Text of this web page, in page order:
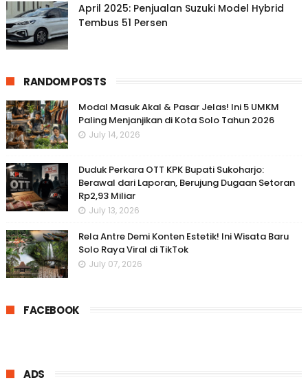
April 2025: Penjualan Suzuki Model Hybrid
Tembus 51 Persen
RANDOM POSTS
Modal Masuk Akal & Pasar Jelas! Ini 5 UMKM
Paling Menjanjikan di Kota Solo Tahun 2026
July 14, 2026
Duduk Perkara OTT KPK Bupati Sukoharjo:
Berawal dari Laporan, Berujung Dugaan Setoran
Rp2,93 Miliar
July 13, 2026
Rela Antre Demi Konten Estetik! Ini Wisata Baru
Solo Raya Viral di TikTok
July 07, 2026
FACEBOOK
ADS